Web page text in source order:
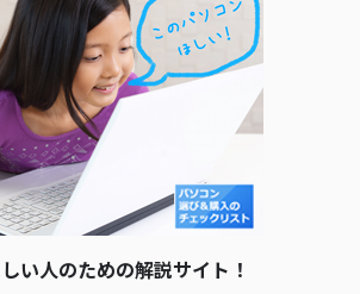
い人のための解説サイト！